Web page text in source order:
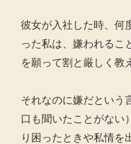
彼女が入社した時、何
った私は、嫌われるこ
を願って割と厳しく教
それなのに嫌だという
口も聞いたことがない
り困ったときや私情を